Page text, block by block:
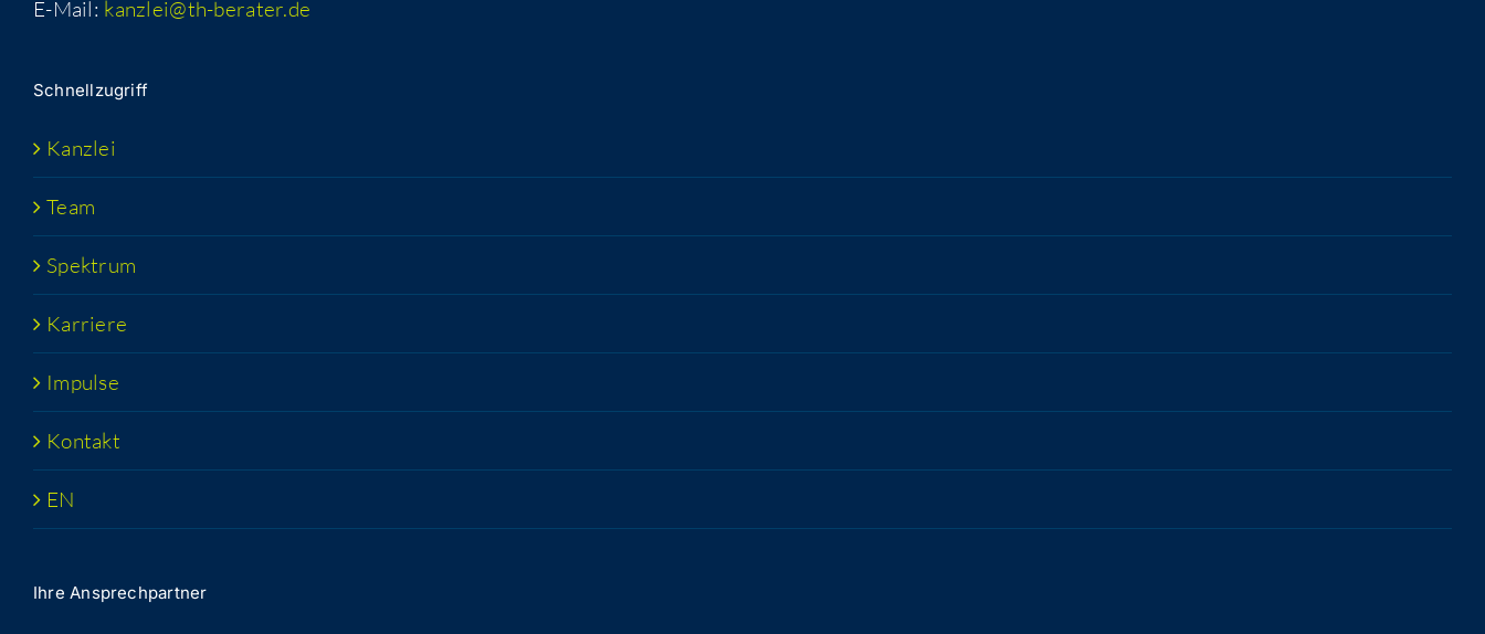
E-Mail: kanzlei@th-berater.de
Schnell­zu­griff
Kanz­lei
Team
Spek­trum
Kar­rie­re
Impul­se
Kon­takt
EN
Ihre Ansprech­part­ner